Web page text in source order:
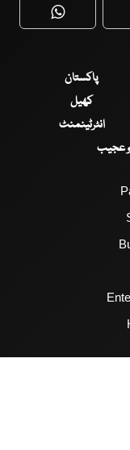
WhatsApp
پاکستان
کھیل
انٹرٹینمنٹ
عجیب